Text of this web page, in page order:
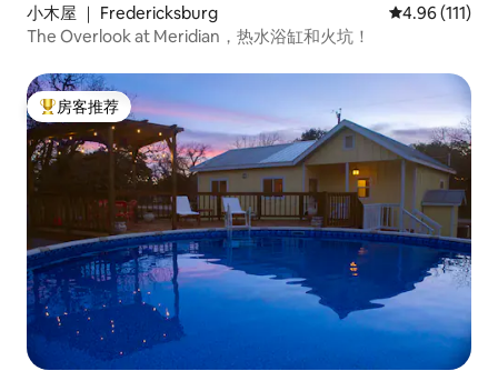
小木屋 ｜ Fredericksburg 平均评分 4.96
4.96 (111)
The Overlook at Meridian，热水浴缸和火坑！
热门「房客推荐」
房客推荐